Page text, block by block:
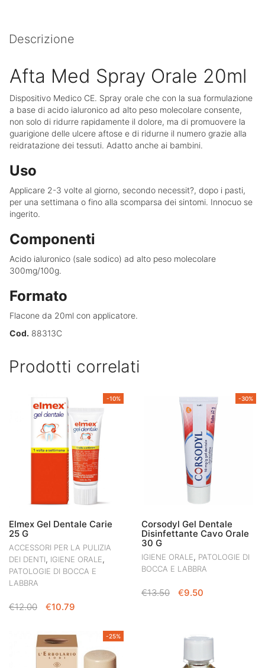
Descrizione
Afta Med Spray Orale 20ml
Dispositivo Medico CE. Spray orale che con la sua formulazione
a base di acido ialuronico ad alto peso molecolare consente,
non solo di ridurre rapidamente il dolore, ma di promuovere la
guarigione delle ulcere aftose e di ridurne il numero grazie alla
reidratazione dei tessuti. Adatto anche ai bambini.
Uso
Applicare 2-3 volte al giorno, secondo necessit?, dopo i pasti,
per una settimana o fino alla scomparsa dei sintomi. Innocuo se
ingerito.
Componenti
Acido ialuronico (sale sodico) ad alto peso molecolare
300mg/100g.
Formato
Flacone da 20ml con applicatore.
Cod. 88313C
Prodotti correlati
-10%
Elmex Gel Dentale Carie
25 G
ACCESSORI PER LA PULIZIA
DEI DENTI, IGIENE ORALE,
PATOLOGIE DI BOCCA E
LABBRA
€12.00
IL
ERA:
€12.00.
€10.79
ATTUALE
È:
€10.79.
-30%
Corsodyl Gel Dentale
Disinfettante Cavo Orale
30 G
IGIENE ORALE, PATOLOGIE DI
BOCCA E LABBRA
€13.50
IL
€13.50.
€9.50
€9.50.
-25%